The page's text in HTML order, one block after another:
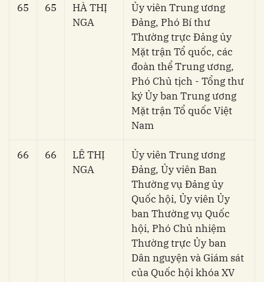
65 65
HÀ THỊ
NGA
Ủy viên Trung ương
Đảng, Phó Bí thư
Thường trực Đảng ủy
Mặt trận Tổ quốc, các
đoàn thể Trung ương,
Phó Chủ tịch - Tổng thư
ký Ủy ban Trung ương
Mặt trận Tổ quốc Việt
Nam
66 66
LÊ THỊ
NGA
Ủy viên Trung ương
Đảng, Ủy viên Ban
Thường vụ Đảng ủy
Quốc hội, Ủy viên Ủy
ban Thường vụ Quốc
hội, Phó Chủ nhiệm
Thường trực Ủy ban
Dân nguyện và Giám sát
của Quốc hội khóa XV